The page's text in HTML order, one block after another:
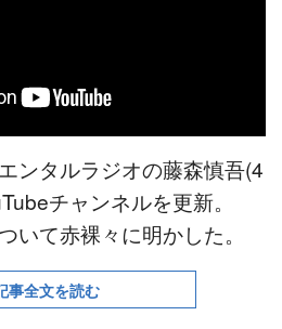
ンタルラジオの藤森慎吾(4
チャンネルを更新。
いて赤裸々に明かした。
事全文を読む